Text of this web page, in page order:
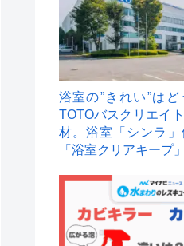
浴室の”きれい”はど
TOTOバスクリエイ
材。浴室「シンラ
「浴室クリアキープ」